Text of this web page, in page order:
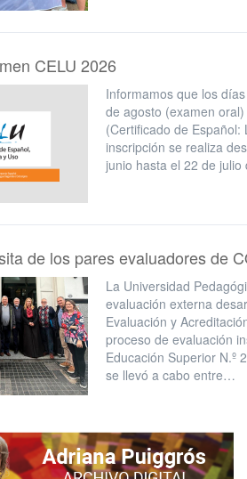
CELU 2026
Informamos que los
de agosto (examen
(Certificado de
inscripción se realiza
junio hasta el 22 de
de los pares evaluadores de
La Universidad
evaluación externa
Evaluación y
proceso de evaluación
Educación Superior N.º
se llevó a cabo entre…